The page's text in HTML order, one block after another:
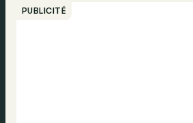
PUBLICITÉ